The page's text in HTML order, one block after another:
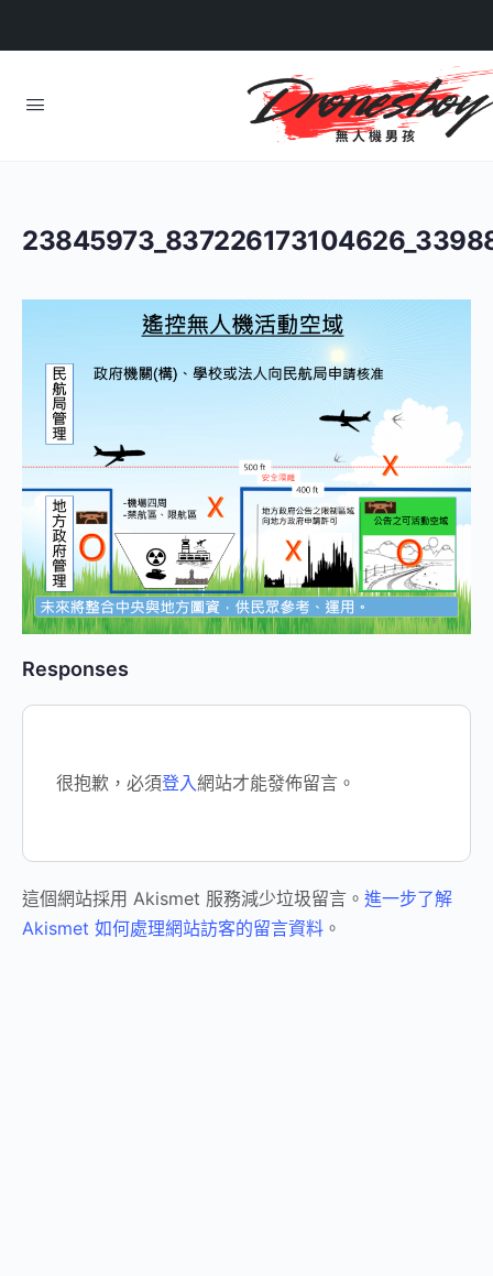
Responses
很抱歉，必須登入網站才能發佈留言。
這個網站採用 Akismet 服務減少垃圾留言。 進一步了解
Akismet 如何處理網站訪客的留言資料 。